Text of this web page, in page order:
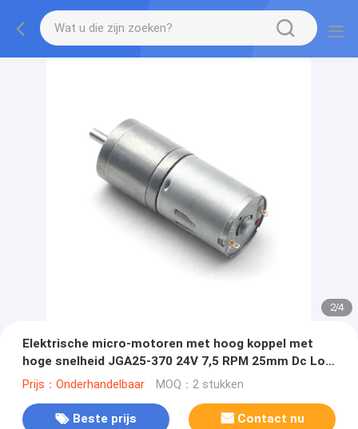
2/4
Elektrische micro-motoren met hoog koppel met
hoge snelheid JGA25-370 24V 7,5 RPM 25mm Dc Low
Speed Motor
Prijs：Onderhandelbaar MOQ：2 stukken
Beste prijs Contact nu